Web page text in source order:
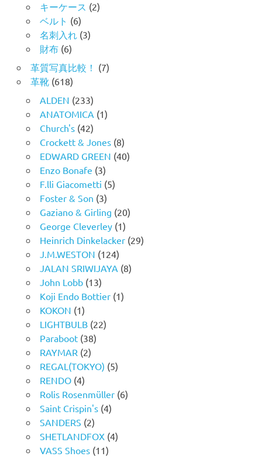
キーケース (2)
ベルト (6)
名刺入れ(3)
財布(6)
革質写真比較！ (7)
革靴(618)
ALDEN (233)
ANATOMICA (1)
Church's(42)
Crockett & Jones(8)
EDWARD GREEN (40)
Enzo Bonafe (3)
F.lli Giacometti (5)
Foster & Son (3)
Gaziano & Girling (20)
George Cleverley(1)
Heinrich Dinkelacker(29)
J.M.WESTON (124)
JALAN SRIWIJAYA (8)
John Lobb(13)
Koji Endo Bottier(1)
KOKON (1)
LIGHTBULB(22)
Paraboot(38)
RAYMAR (2)
REGAL(TOKYO) (5)
RENDO(4)
Rolis Rosenmüller(6)
Saint Crispin's(4)
SANDERS (2)
SHETLANDFOX(4)
VASS Shoes(11)